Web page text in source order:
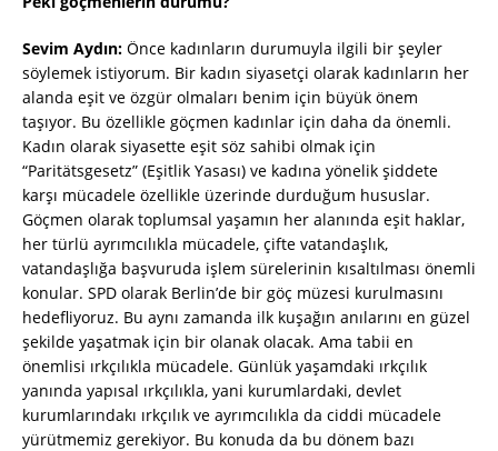
Sevim Aydın: Önce kadınların durumuyla ilgili bir şeyler
söylemek istiyorum. Bir kadın siyasetçi olarak kadınların her
alanda eşit ve özgür olmaları benim için büyük önem
taşıyor. Bu özellikle göçmen kadınlar için daha da önemli.
Kadın olarak siyasette eşit söz sahibi olmak için
“Paritätsgesetz” (Eşitlik Yasası) ve kadına yönelik şiddete
karşı mücadele özellikle üzerinde durduğum hususlar.
Göçmen olarak toplumsal yaşamın her alanında eşit haklar,
her türlü ayrımcılıkla mücadele, çifte vatandaşlık,
vatandaşlığa başvuruda işlem sürelerinin kısaltılması önemli
konular. SPD olarak Berlin’de bir göç müzesi kurulmasını
hedefliyoruz. Bu aynı zamanda ilk kuşağın anılarını en güzel
şekilde yaşatmak için bir olanak olacak. Ama tabii en
önemlisi ırkçılıkla mücadele. Günlük yaşamdaki ırkçılık
yanında yapısal ırkçılıkla, yani kurumlardaki, devlet
kurumlarındakı ırkçılık ve ayrımcılıkla da ciddi mücadele
yürütmemiz gerekiyor. Bu konuda da bu dönem bazı